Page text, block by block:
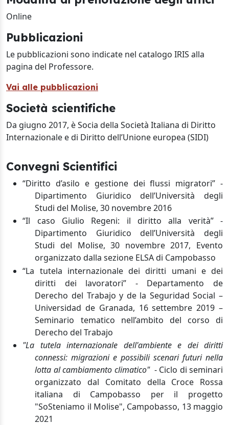
Online
Pubblicazioni
Le pubblicazioni sono indicate nel catalogo IRIS alla
pagina del Professore.
Vai alle pubblicazioni
Società scientifiche
Da giugno 2017, è Socia della Società Italiana di Diritto
Internazionale e di Diritto dell’Unione europea (SIDI)
Convegni Scientifici
“Diritto d’asilo e gestione dei flussi migratori” -
Dipartimento Giuridico dell’Università degli
Studi del Molise, 30 novembre 2016
“Il caso Giulio Regeni: il diritto alla verità”-
Dipartimento Giuridico dell’Università degli
Studi del Molise, 30 novembre 2017, Evento
organizzato dalla sezione ELSA di Campobasso
“La tutela internazionale dei diritti umani e dei
diritti dei lavoratori” - Departamento de
Derecho del Trabajo y de la Seguridad Social –
Universidad de Granada, 16 settembre 2019 –
Seminario tematico nell’ambito del corso di
Derecho del Trabajo
"La tutela internazionale dell'ambiente e dei diritti
connessi: migrazioni e possibili scenari futuri nella
lotta al cambiamento climatico" - Ciclo di seminari
organizzato dal Comitato della Croce Rossa
italiana di Campobasso per il progetto
"SoSteniamo il Molise", Campobasso, 13 maggio
2021